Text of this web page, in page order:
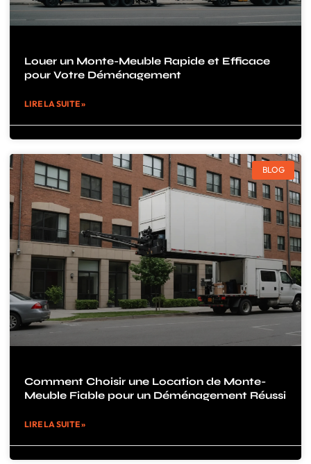
Louer un Monte-Meuble Rapide et Efficace
pour Votre Déménagement
LIRE LA SUITE »
BLOG
Comment Choisir une Location de Monte-
Meuble Fiable pour un Déménagement Réussi
LIRE LA SUITE »